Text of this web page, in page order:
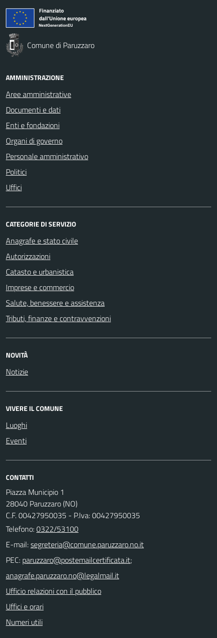
Comune di Paruzzaro
AMMINISTRAZIONE
Aree amministrative
Documenti e dati
Enti e fondazioni
Organi di governo
Personale amministrativo
Politici
Uffici
CATEGORIE DI SERVIZIO
Anagrafe e stato civile
Autorizzazioni
Catasto e urbanistica
Imprese e commercio
Salute, benessere e assistenza
Tributi, finanze e contravvenzioni
NOVITÀ
Notizie
VIVERE IL COMUNE
Luoghi
Eventi
CONTATTI
Piazza Municipio 1
28040 Paruzzaro (NO)
C.F. 00427950035 - P.Iva: 00427950035
Telefono:0322/53100
E-mail:
PEC:
;
Ufficio relazioni con il pubblico
Uffici e orari
Numeri utili